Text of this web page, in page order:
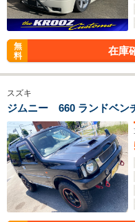
無
料
在庫
スズキ
ジムニー 660 ランドベン